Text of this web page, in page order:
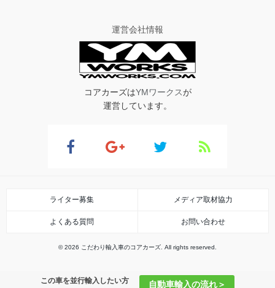
運営会社情報
コアカーズはYMワークスが
運営しています。
ライター募集 メディア取材協力
よくある質問 お問い合わせ
© 2026 こだわり輸入車のコアカーズ. All rights reserved.
この車を並行輸入したい方 自動車輸入の流れ＞